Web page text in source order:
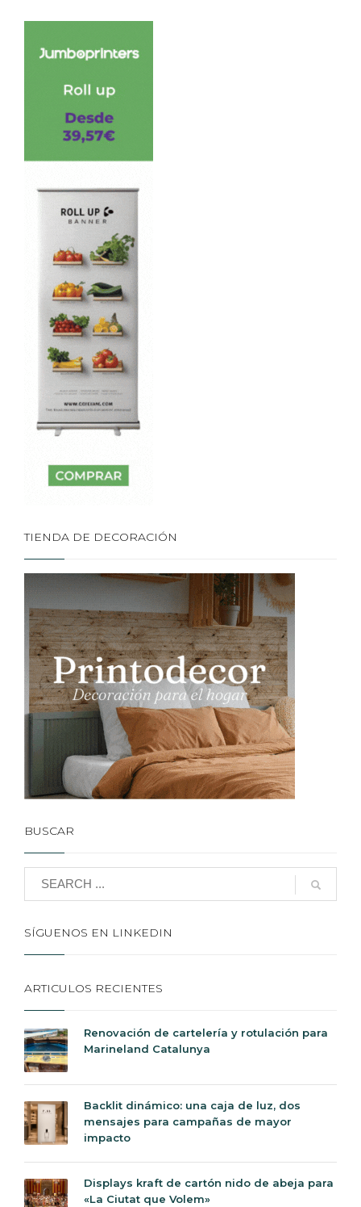
TIENDA DE DECORACIÓN
BUSCAR
SÍGUENOS EN LINKEDIN
ARTICULOS RECIENTES
Renovación de cartelería y rotulación para
Marineland Catalunya
Backlit dinámico: una caja de luz, dos
mensajes para campañas de mayor
impacto
Displays kraft de cartón nido de abeja para
«La Ciutat que Volem»